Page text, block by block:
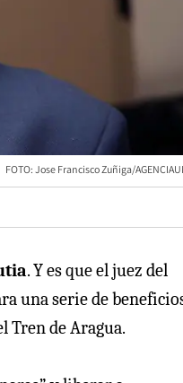
FOTO: Jose Francisco Zuñiga/
. Y es que el juez del
una serie de
Tren de Aragua.